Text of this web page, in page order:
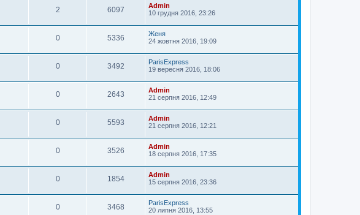
2 6097
Admin
10 грудня 2016, 23:26
0 5336
Женя
24 жовтня 2016, 19:09
0 3492
ParisExpress
19 вересня 2016, 18:06
0 2643
Admin
21 серпня 2016, 12:49
0 5593
Admin
21 серпня 2016, 12:21
0 3526
Admin
18 серпня 2016, 17:35
0 1854
Admin
15 серпня 2016, 23:36
0 3468
ParisExpress
20 липня 2016, 13:55